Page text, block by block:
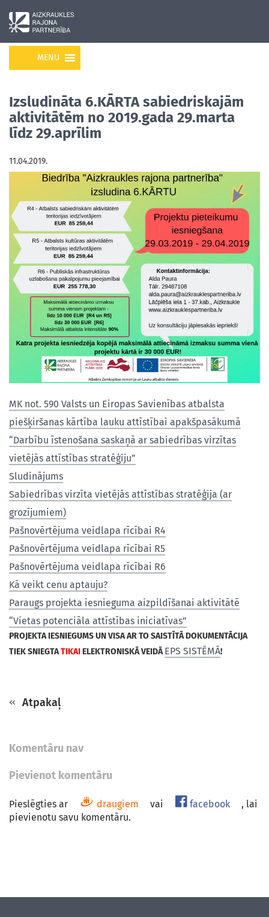
MENU
Izsludināta 6.KĀRTA sabiedriskajām
aktivitātēm no 2019.gada 29.marta
līdz 29.aprīlim
11.04.2019.
MK not. 590 Valsts un Eiropas Savienības atbalsta
piešķiršanas kārtība lauku attīstībai apakšpasākumā
“Darbību īstenošana saskaņā ar sabiedrības virzītas
vietējās attīstības stratēģiju”
Sludinājums
Sabiedrības virzīta vietējās attīstības stratēģija (ar
grozījumiem)
Pašnovērtējuma veidlapa rīcībai R4
Pašnovērtējuma veidlapa rīcībai R5
Pašnovērtējuma veidlapa rīcībai R6
Kā veikt cenu aptauju?
Paraugs projekta iesnieguma aizpildīšanai aktivitātē
“Vietas potenciāla attīstības iniciatīvas”
PROJEKTA IESNIEGUMS UN VISA AR TO SAISTĪTĀ DOKUMENTĀCIJA
TIEK SNIEGTATIKAI ELEKTRONISKĀ VEIDĀEPS SISTĒMĀ!
Atpakaļ
Komentāru nav
Pievienot komentāru
Pieslēgties ar draugiem vai facebook
, lai
pievienotu savu komentāru.